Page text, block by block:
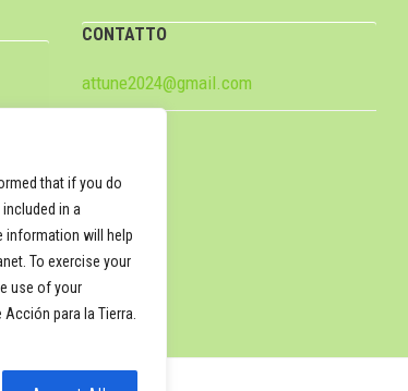
that if you do
in a
information will help
To exercise your
use of your
para la Tierra.
CONTATTO
attune2024@gmail.com